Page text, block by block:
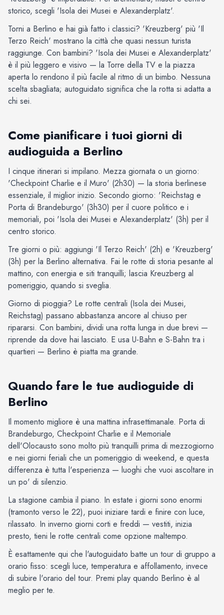
storico, scegli 'Isola dei Musei e Alexanderplatz'.
Torni a Berlino e hai già fatto i classici? 'Kreuzberg' più 'Il
Terzo Reich' mostrano la città che quasi nessun turista
raggiunge. Con bambini? 'Isola dei Musei e Alexanderplatz'
è il più leggero e visivo — la Torre della TV e la piazza
aperta lo rendono il più facile al ritmo di un bimbo. Nessuna
scelta sbagliata; autoguidato significa che la rotta si adatta a
chi sei.
Come pianificare i tuoi giorni di
audioguida a Berlino
I cinque itinerari si impilano. Mezza giornata o un giorno:
'Checkpoint Charlie e il Muro' (2h30) — la storia berlinese
essenziale, il miglior inizio. Secondo giorno: 'Reichstag e
Porta di Brandeburgo' (3h30) per il cuore politico e i
memoriali, poi 'Isola dei Musei e Alexanderplatz' (3h) per il
centro storico.
Tre giorni o più: aggiungi 'Il Terzo Reich' (2h) e 'Kreuzberg'
(3h) per la Berlino alternativa. Fai le rotte di storia pesante al
mattino, con energia e siti tranquilli; lascia Kreuzberg al
pomeriggio, quando si sveglia.
Giorno di pioggia? Le rotte centrali (Isola dei Musei,
Reichstag) passano abbastanza ancore al chiuso per
ripararsi. Con bambini, dividi una rotta lunga in due brevi —
riprende da dove hai lasciato. E usa U-Bahn e S-Bahn tra i
quartieri — Berlino è piatta ma grande.
Quando fare le tue audioguide di
Berlino
Il momento migliore è una mattina infrasettimanale. Porta di
Brandeburgo, Checkpoint Charlie e il Memoriale
dell'Olocausto sono molto più tranquilli prima di mezzogiorno
e nei giorni feriali che un pomeriggio di weekend, e questa
differenza è tutta l'esperienza — luoghi che vuoi ascoltare in
un po' di silenzio.
La stagione cambia il piano. In estate i giorni sono enormi
(tramonto verso le 22), puoi iniziare tardi e finire con luce,
rilassato. In inverno giorni corti e freddi — vestiti, inizia
presto, tieni le rotte centrali come opzione maltempo.
È esattamente qui che l'autoguidato batte un tour di gruppo a
orario fisso: scegli luce, temperatura e affollamento, invece
di subire l'orario del tour. Premi play quando Berlino è al
meglio per te.